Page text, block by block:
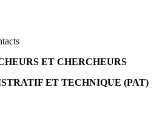
ET CHERCHEURS
ET TECHNIQUE (PAT)